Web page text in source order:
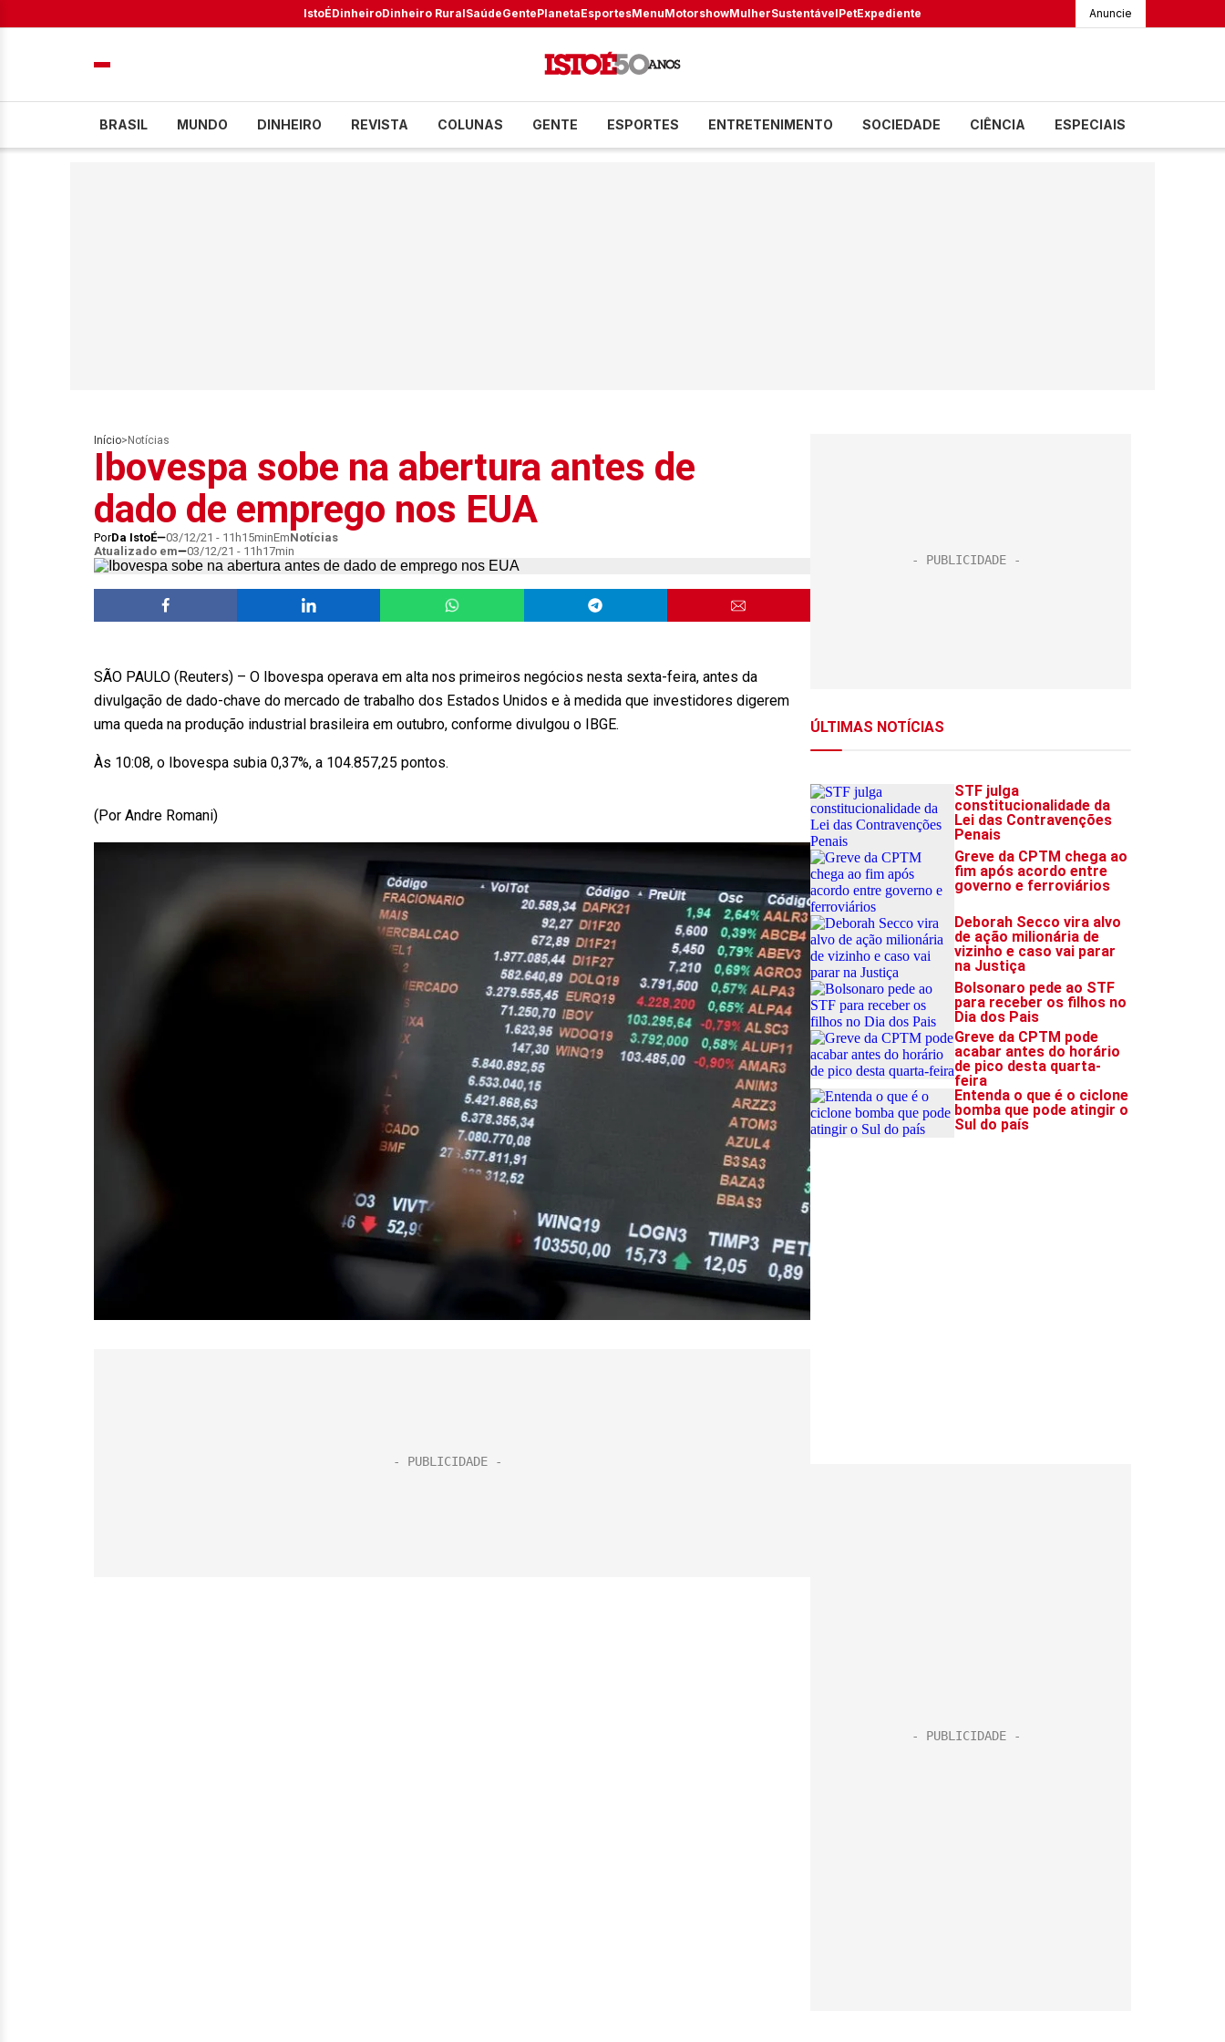
IstoÉDinheiroDinheiro RuralSaúdeGentePlanetaEsportesMenuMotorshowMulherSustentávelPetExpediente Anuncie
BRASIL MUNDO DINHEIRO REVISTA COLUNAS GENTE ESPORTES ENTRETENIMENTO SOCIEDADE CIÊNCIA ESPECIAIS
Início> Notícias
Ibovespa sobe na abertura antes de
dado de emprego nos EUA
PorDa IstoÉ 03/12/21 - 11h15minEmNotícias
Atualizado em
03/12/21 - 11h17min
SÃO PAULO (Reuters) – O Ibovespa operava em alta nos primeiros negócios nesta sexta-feira, antes da
divulgação de dado-chave do mercado de trabalho dos Estados Unidos e à medida que investidores digerem
uma queda na produção industrial brasileira em outubro, conforme divulgou o IBGE.
Às 10:08, o Ibovespa subia 0,37%, a 104.857,25 pontos.
(Por Andre Romani)